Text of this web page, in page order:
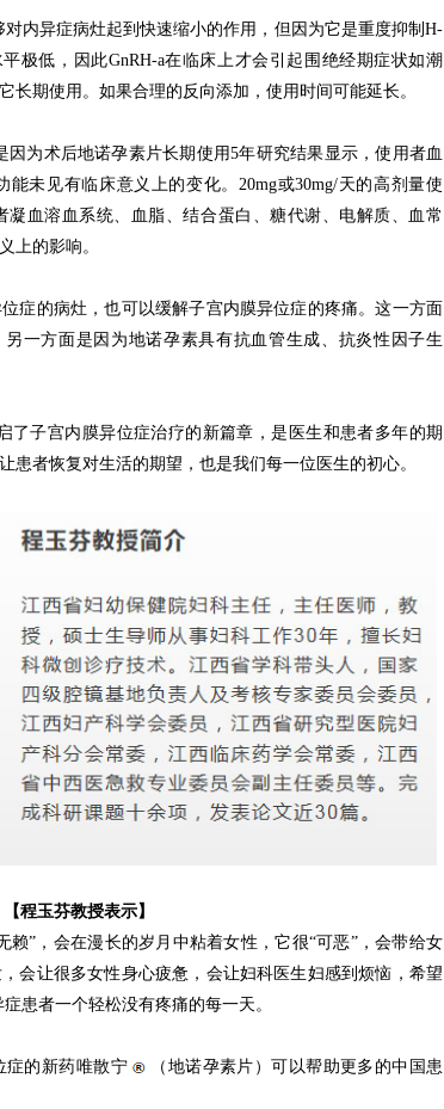
内异症病灶起到快速缩小的作用，但因为它是重度抑制H-
极低，因此GnRH-a在临床上才会引起围绝经期症状如潮
长期使用。如果合理的反向添加，使用时间可能延长。
因为术后地诺孕素片长期使用5年研究结果显示，使用者血
未见有临床意义上的变化。20mg或30mg/天的高剂量使
凝血溶血系统、血脂、结合蛋白、糖代谢、电解质、血常
上的影响。
症的病灶，也可以缓解子宫内膜异位症的疼痛。这一方面
一方面是因为地诺孕素具有抗血管生成、抗炎性因子生
了子宫内膜异位症治疗的新篇章，是医生和患者多年的期
患者恢复对生活的期望，也是我们每一位医生的初心。
【程玉芬教授表示】
赖”，会在漫长的岁月中粘着女性，它很“可恶”，会带给女
会让很多女性身心疲惫，会让妇科医生妇感到烦恼，希望
患者一个轻松没有疼痛的每一天。
症的新药唯散宁
（地诺孕素片）可以帮助更多的中国患